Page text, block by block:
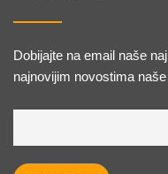
Dobijajte na email naše
najnovijim novostima